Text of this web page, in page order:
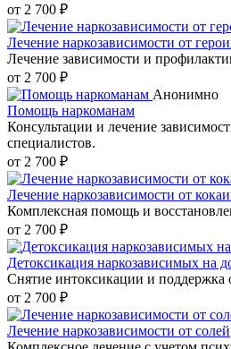
от 2 700 ₽
Лечение наркозависимости от
Лечение зависимости и
от 2 700 ₽
Анонимно
Помощь наркоманам
Консультации и лечение
специалистов.
от 2 700 ₽
Лечение наркозависимости от
Комплексная помощь и
от 2 700 ₽
Детоксикация наркозависимых на
Снятие интоксикации и поддержка
от 2 700 ₽
Лечение наркозависимости от солей